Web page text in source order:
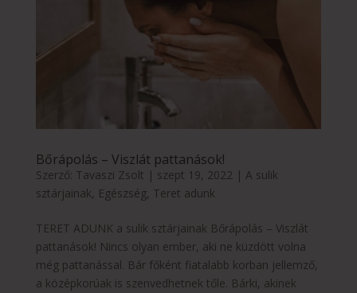
Bőrápolás – Viszlát pattanások!
Szerző: Tavaszi Zsolt | szept 19, 2022| A sulik
sztárjainak, Egészség, Teret adunk
TERET ADUNK a sulik sztárjainak Bőrápolás – Viszlát
pattanások! Nincs olyan ember, aki ne küzdött volna
még pattanással. Bár főként fiatalabb korban jellemző,
a középkorúak is szenvedhetnek tőle. Bárki, akinek